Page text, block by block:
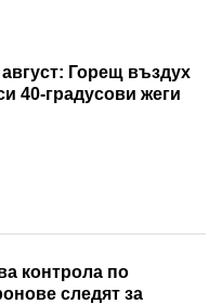
Горещ въздух
40-градусови жеги
контрола по
следят за